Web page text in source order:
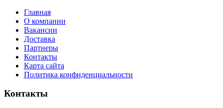
Главная
О компании
Вакансии
Доставка
Партнеры
Контакты
Карта сайта
Политика конфиденциальности
Контакты